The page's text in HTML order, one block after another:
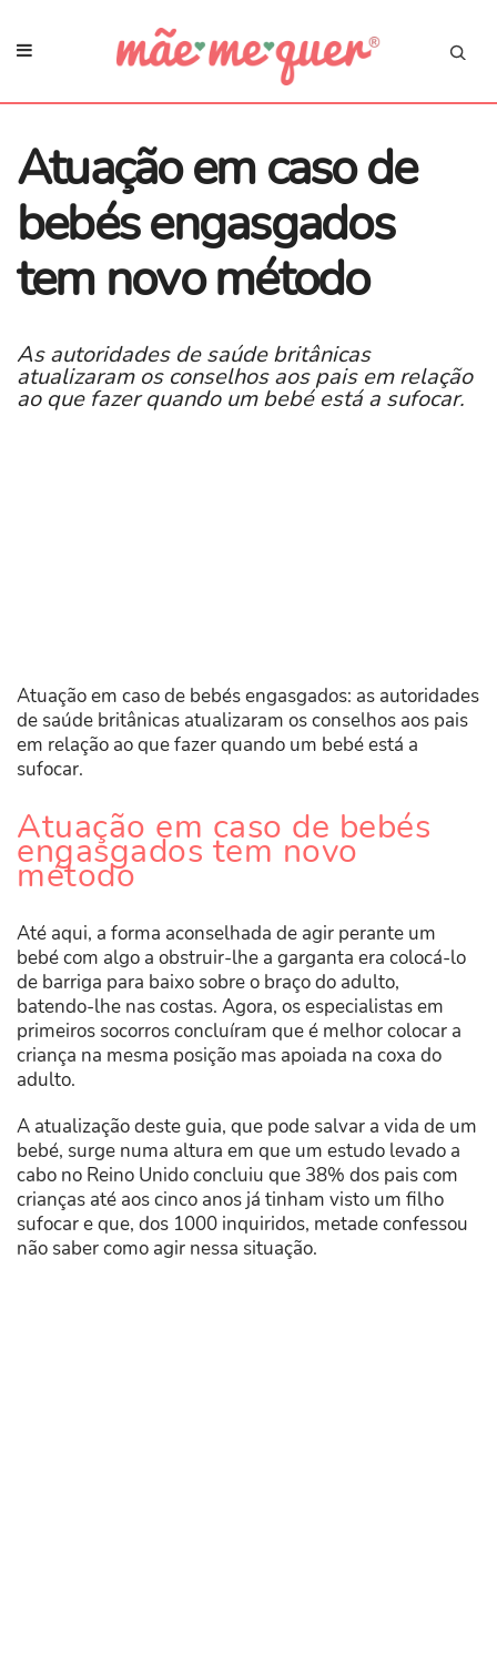
Atuação em caso de
bebés engasgados
tem novo método
As autoridades de saúde britânicas
atualizaram os conselhos aos pais em relação
ao que fazer quando um bebé está a sufocar.
Atuação em caso de bebés engasgados: as autoridades
de saúde britânicas atualizaram os conselhos aos pais
em relação ao que fazer quando um bebé está a
sufocar.
Atuação em caso de bebés
engasgados tem novo
método
Até aqui, a forma aconselhada de agir perante um
bebé com algo a obstruir-lhe a garganta era colocá-lo
de barriga para baixo sobre o braço do adulto,
batendo-lhe nas costas. Agora, os especialistas em
primeiros socorros concluíram que é melhor colocar a
criança na mesma posição mas apoiada na coxa do
adulto.
A atualização deste guia, que pode salvar a vida de um
bebé, surge numa altura em que um estudo levado a
cabo no Reino Unido concluiu que 38% dos pais com
crianças até aos cinco anos já tinham visto um filho
sufocar e que, dos 1000 inquiridos, metade confessou
não saber como agir nessa situação.